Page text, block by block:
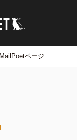
MailPoetページ